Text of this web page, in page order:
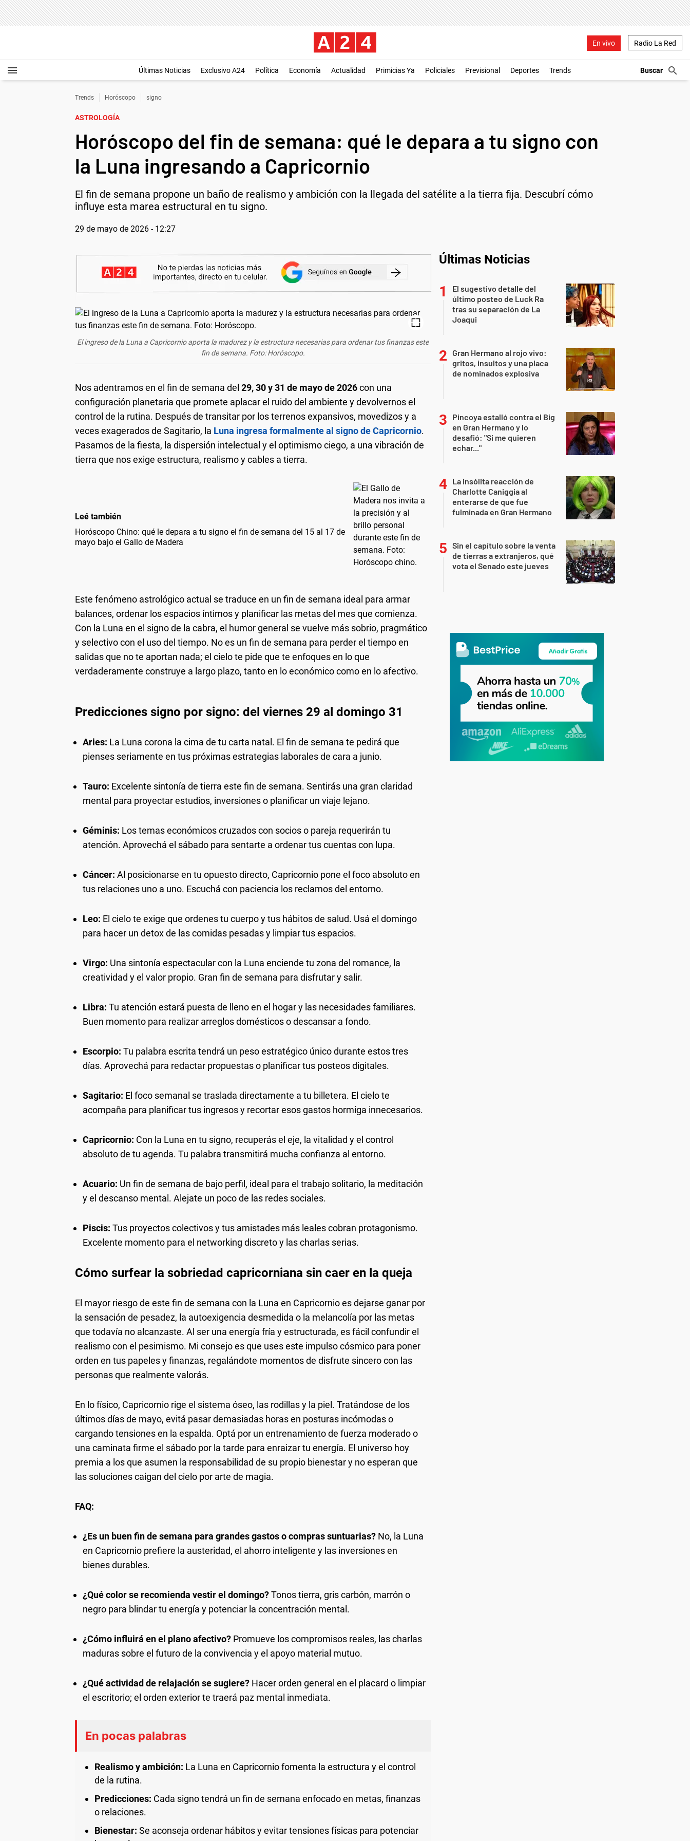
En vivo Radio La Red
Últimas Noticias Exclusivo A24 Política Economía Actualidad Primicias Ya Policiales Previsional Deportes Trends
Trends Horóscopo signo
ASTROLOGÍA
Horóscopo del fin de semana: qué le depara a tu signo con
la Luna ingresando a Capricornio
El fin de semana propone un baño de realismo y ambición con la llegada del satélite a la tierra fija. Descubrí cómo
influye esta marea estructural en tu signo.
29 de mayo de 2026 - 12:27
El ingreso de la Luna a Capricornio aporta la madurez y la estructura necesarias para ordenar tus finanzas este
fin de semana. Foto: Horóscopo.
Nos adentramos en el fin de semana del 29, 30 y 31 de mayo de 2026con una
configuración planetaria que promete aplacar el ruido del ambiente y devolvernos el
control de la rutina. Después de transitar por los terrenos expansivos, movedizos y a
veces exagerados de Sagitario, la Luna ingresa formalmente al signo de Capricornio.
Pasamos de la fiesta, la dispersión intelectual y el optimismo ciego, a una vibración de
tierra que nos exige estructura, realismo y cables a tierra.
Leé también
Horóscopo Chino: qué le depara a tu signo el fin de semana del 15 al 17 de
mayo bajo el Gallo de Madera
Este fenómeno astrológico actual se traduce en un fin de semana ideal para armar
balances, ordenar los espacios íntimos y planificar las metas del mes que comienza.
Con la Luna en el signo de la cabra, el humor general se vuelve más sobrio, pragmático
y selectivo con el uso del tiempo. No es un fin de semana para perder el tiempo en
salidas que no te aportan nada; el cielo te pide que te enfoques en lo que
verdaderamente construye a largo plazo, tanto en lo económico como en lo afectivo.
Predicciones signo por signo: del viernes 29 al domingo 31
Aries: La Luna corona la cima de tu carta natal. El fin de semana te pedirá que
pienses seriamente en tus próximas estrategias laborales de cara a junio.
Tauro: Excelente sintonía de tierra este fin de semana. Sentirás una gran claridad
mental para proyectar estudios, inversiones o planificar un viaje lejano.
Géminis: Los temas económicos cruzados con socios o pareja requerirán tu
atención. Aprovechá el sábado para sentarte a ordenar tus cuentas con lupa.
Cáncer: Al posicionarse en tu opuesto directo, Capricornio pone el foco absoluto en
tus relaciones uno a uno. Escuchá con paciencia los reclamos del entorno.
Leo: El cielo te exige que ordenes tu cuerpo y tus hábitos de salud. Usá el domingo
para hacer un detox de las comidas pesadas y limpiar tus espacios.
Virgo: Una sintonía espectacular con la Luna enciende tu zona del romance, la
creatividad y el valor propio. Gran fin de semana para disfrutar y salir.
Libra: Tu atención estará puesta de lleno en el hogar y las necesidades familiares.
Buen momento para realizar arreglos domésticos o descansar a fondo.
Escorpio: Tu palabra escrita tendrá un peso estratégico único durante estos tres
días. Aprovechá para redactar propuestas o planificar tus posteos digitales.
Sagitario: El foco semanal se traslada directamente a tu billetera. El cielo te
acompaña para planificar tus ingresos y recortar esos gastos hormiga innecesarios.
Capricornio: Con la Luna en tu signo, recuperás el eje, la vitalidad y el control
absoluto de tu agenda. Tu palabra transmitirá mucha confianza al entorno.
Acuario: Un fin de semana de bajo perfil, ideal para el trabajo solitario, la meditación
y el descanso mental. Alejate un poco de las redes sociales.
Piscis: Tus proyectos colectivos y tus amistades más leales cobran protagonismo.
Excelente momento para el networking discreto y las charlas serias.
Cómo surfear la sobriedad capricorniana sin caer en la queja
El mayor riesgo de este fin de semana con la Luna en Capricornio es dejarse ganar por
la sensación de pesadez, la autoexigencia desmedida o la melancolía por las metas
que todavía no alcanzaste. Al ser una energía fría y estructurada, es fácil confundir el
realismo con el pesimismo. Mi consejo es que uses este impulso cósmico para poner
orden en tus papeles y finanzas, regalándote momentos de disfrute sincero con las
personas que realmente valorás.
En lo físico, Capricornio rige el sistema óseo, las rodillas y la piel. Tratándose de los
últimos días de mayo, evitá pasar demasiadas horas en posturas incómodas o
cargando tensiones en la espalda. Optá por un entrenamiento de fuerza moderado o
una caminata firme el sábado por la tarde para enraizar tu energía. El universo hoy
premia a los que asumen la responsabilidad de su propio bienestar y no esperan que
las soluciones caigan del cielo por arte de magia.
FAQ:
¿Es un buen fin de semana para grandes gastos o compras suntuarias? No, la Luna
en Capricornio prefiere la austeridad, el ahorro inteligente y las inversiones en
bienes durables.
¿Qué color se recomienda vestir el domingo?Tonos tierra, gris carbón, marrón o
negro para blindar tu energía y potenciar la concentración mental.
¿Cómo influirá en el plano afectivo? Promueve los compromisos reales, las charlas
maduras sobre el futuro de la convivencia y el apoyo material mutuo.
¿Qué actividad de relajación se sugiere? Hacer orden general en el placard o limpiar
el escritorio; el orden exterior te traerá paz mental inmediata.
En pocas palabras
Realismo y ambición: La Luna en Capricornio fomenta la estructura y el control
de la rutina.
Predicciones: Cada signo tendrá un fin de semana enfocado en metas, finanzas
o relaciones.
Bienestar: Se aconseja ordenar hábitos y evitar tensiones físicas para potenciar
Últimas Noticias
El sugestivo detalle del
último posteo de Luck Ra
tras su separación de La
Joaqui
Gran Hermano al rojo vivo:
gritos, insultos y una placa
de nominados explosiva
Pincoya estalló contra el Big
en Gran Hermano y lo
desafió: "Si me quieren
echar..."
La insólita reacción de
Charlotte Caniggia al
enterarse de que fue
fulminada en Gran Hermano
Sin el capítulo sobre la venta
de tierras a extranjeros, qué
vota el Senado este jueves